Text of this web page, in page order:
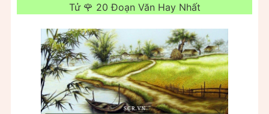
Tử 🌹 20 Đoạn Văn Hay Nhất